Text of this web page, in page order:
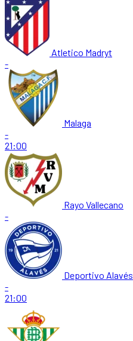
Atletico Madryt
-
Malaga
-
21:00
Rayo Vallecano
-
Deportivo Alavés
-
21:00